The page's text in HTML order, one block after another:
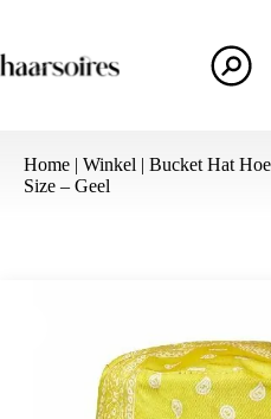
de
inhoud
Home | Winkel | Bucket Hat
Size – Geel